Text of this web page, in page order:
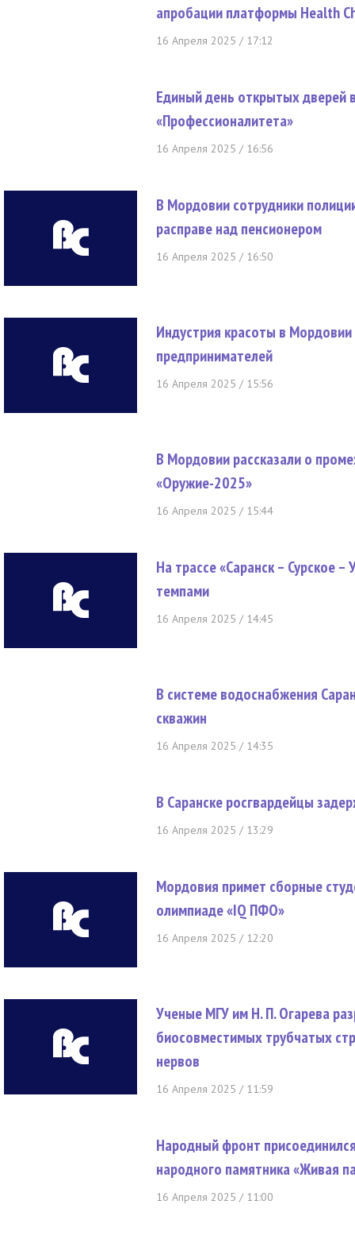
апробации платформы Health
16 Апреля 2025 / 17:12
Единый день открытых дверей
«Профессионалитета»
16 Апреля 2025 / 16:56
В Мордовии сотрудники
расправе над пенсионером
16 Апреля 2025 / 16:50
Индустрия красоты в
предпринимателей
16 Апреля 2025 / 15:56
В Мордовии рассказали о
«Оружие-2025»
16 Апреля 2025 / 15:44
На трассе «Саранск – Сурское
темпами
16 Апреля 2025 / 14:45
В системе водоснабжения
скважин
16 Апреля 2025 / 14:35
В Саранске росгвардейцы
16 Апреля 2025 / 13:29
Мордовия примет сборные
олимпиаде «IQ ПФО»
16 Апреля 2025 / 12:20
Ученые МГУ им Н. П. Огарева
биосовместимых трубчатых
нервов
16 Апреля 2025 / 11:59
Народный фронт
народного памятника «Живая
16 Апреля 2025 / 11:00